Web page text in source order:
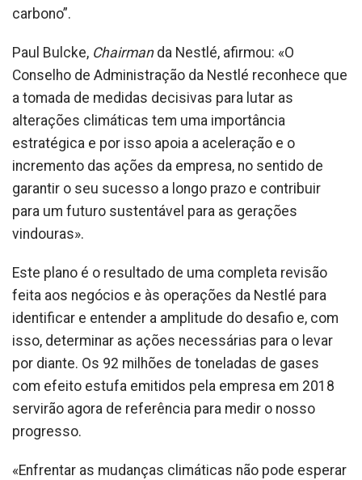
carbono”.
Paul Bulcke, Chairman da Nestlé, afirmou: «O
Conselho de Administração da Nestlé reconhece que
a tomada de medidas decisivas para lutar as
alterações climáticas tem uma importância
estratégica e por isso apoia a aceleração e o
incremento das ações da empresa, no sentido de
garantir o seu sucesso a longo prazo e contribuir
para um futuro sustentável para as gerações
vindouras».
Este plano é o resultado de uma completa revisão
feita aos negócios e às operações da Nestlé para
identificar e entender a amplitude do desafio e, com
isso, determinar as ações necessárias para o levar
por diante. Os 92 milhões de toneladas de gases
com efeito estufa emitidos pela empresa em 2018
servirão agora de referência para medir o nosso
progresso.
«Enfrentar as mudanças climáticas não pode esperar